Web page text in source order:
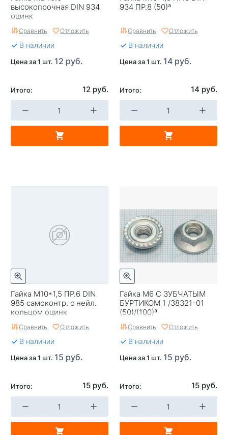
высокопрочная DIN 934
оцинк
Сравнить Отложить
В наличии
Цена за 1 шт. 12 руб.
Итого: 12 руб.
934 ПР.8 (50)ª
Сравнить Отложить
В наличии
Цена за 1 шт. 14 руб.
Итого: 14 руб.
Гайка М10*1,5 ПР.6 DIN
985 самоконтр. с нейл.
кольцом оцинк
Сравнить Отложить
В наличии
Цена за 1 шт. 15 руб.
Итого: 15 руб.
Гайка М6 С ЗУБЧАТЫМ
БУРТИКОМ 1 /38321-01
(50)/(100)ª
Сравнить Отложить
В наличии
Цена за 1 шт. 15 руб.
Итого: 15 руб.